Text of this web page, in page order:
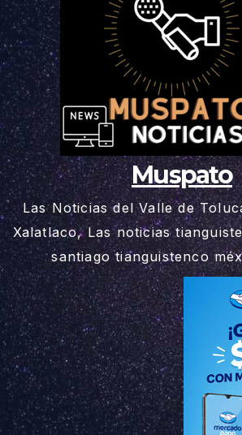
Muspato
Las Noticias del Valle de
Xalatlaco, Las noticias
santiago tianguistenco